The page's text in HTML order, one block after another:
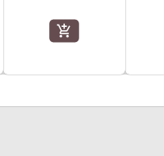
add_shopping_cart